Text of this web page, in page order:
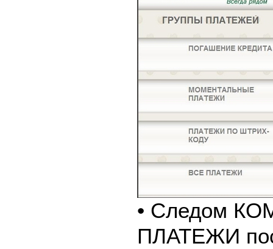
• Следом
ПЛАТЕЖИ